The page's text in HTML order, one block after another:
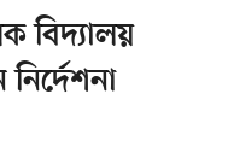
বিদ্যালয়